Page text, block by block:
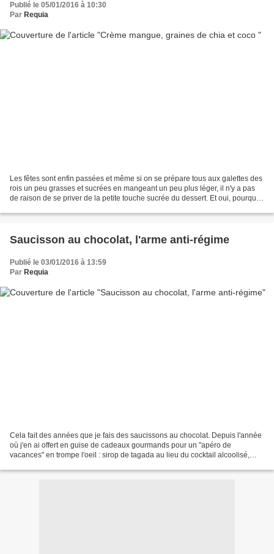
Publié le 05/01/2016 à 10:30
Par Requia
Les fêtes sont enfin passées et même si on se prépare tous aux galettes des
rois un peu grasses et sucrées en mangeant un peu plus léger, il n'y a pas
de raison de se priver de la petite touche sucrée du dessert. Et oui, pourquoi
Saucisson au chocolat, l'arme anti-régime
Publié le 03/01/2016 à 13:59
Par Requia
Cela fait des années que je fais des saucissons au chocolat. Depuis l'année
où j'en ai offert en guise de cadeaux gourmands pour un "apéro de
vacances" en trompe l'oeil : sirop de tagada au lieu du cocktail alcoolisé,